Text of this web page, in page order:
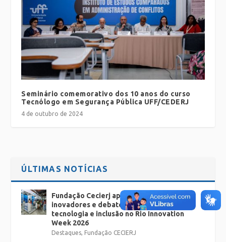
Seminário comemorativo dos 10 anos do curso
Tecnólogo em Segurança Pública UFF/CEDERJ
4 de outubro de 2024
ÚLTIMAS NOTÍCIAS
Fundação Cecierj apresenta projetos
inovadores e debates sobre educação,
tecnologia e inclusão no Rio Innovation
Week 2026
Destaques, Fundação CECIERJ